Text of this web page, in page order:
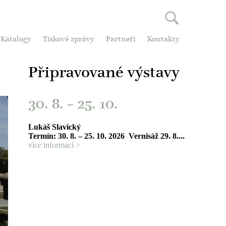
Kontakty
Partneři
Tiskové zprávy
Katalogy
Připravované výstavy
30. 8. – 25. 10.
Lukáš Slavický
Termín: 30. 8. – 25. 10. 2026 Vernisáž 29. 8....
více informací >